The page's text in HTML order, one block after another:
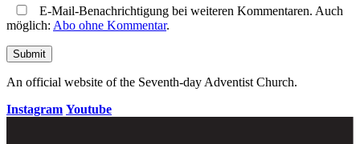
E-Mail-Benachrichtigung bei weiteren Kommentaren. Auch
möglich: Abo ohne Kommentar.
An official website of the Seventh-day Adventist Church.
Instagram Youtube